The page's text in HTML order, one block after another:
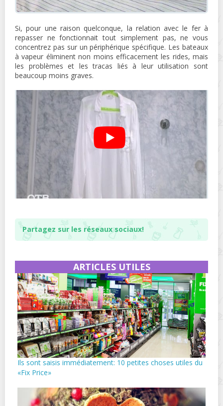
Si, pour une raison quelconque, la relation avec le fer à
repasser ne fonctionnait tout simplement pas, ne vous
concentrez pas sur un périphérique spécifique. Les bateaux
à vapeur éliminent non moins efficacement les rides, mais
les problèmes et les tracas liés à leur utilisation sont
beaucoup moins graves.
Partagez sur les réseaux sociaux!
ARTICLES UTILES
Ils sont saisis immédiatement: 10 petites choses utiles du
«Fix Price»